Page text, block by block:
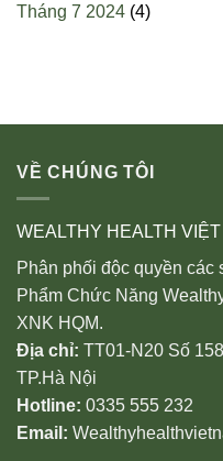
Tháng 7 2024 (4)
VỀ CHÚNG TÔI
WEALTHY HEALTH VIỆT
Phân phối độc quyền
Phẩm Chức Năng
XNK HQM.
Địa chỉ: TT01-N20 Số
TP.Hà Nội
Hotline: 0335 555 232
Email: